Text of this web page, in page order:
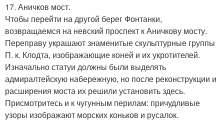
17. Аничков мост.
Чтобы перейти на другой берег Фонтанки,
возвращаемся на невский проспект к Аничкову мосту.
Переправу украшают знаменитые скульптурные группы
П. к. Клодта, изображающие коней и их укротителей.
Изначально статуи должны были выделять
адмиралтейскую набережную, но после реконструкции и
расширения моста их решили установить здесь.
Присмотритесь и к чугунным перилам: причудливые
узоры изображают морских коньков и русалок.